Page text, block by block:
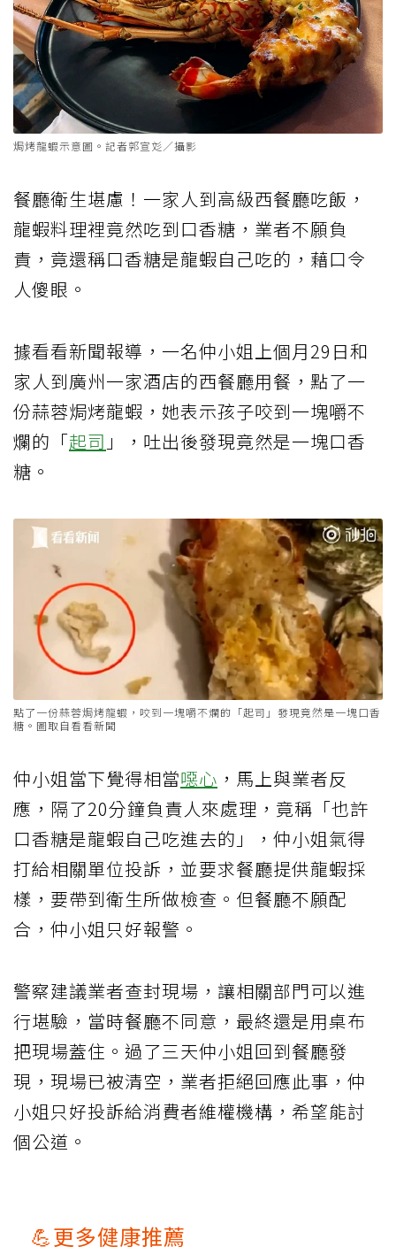
焗烤龍蝦示意圖。記者郭宣彣／攝影
餐廳衛生堪慮！一家人到高級西餐廳吃飯，
龍蝦料理裡竟然吃到口香糖，業者不願負
責，竟還稱口香糖是龍蝦自己吃的，藉口令
人傻眼。
據看看新聞報導，一名仲小姐上個月29日和
家人到廣州一家酒店的西餐廳用餐，點了一
份蒜蓉焗烤龍蝦，她表示孩子咬到一塊嚼不
爛的「起司 」，吐出後發現竟然是一塊口香
糖。
點了一份蒜蓉焗烤龍蝦，咬到一塊嚼不爛的「起司」發現竟然是一塊口香
糖。圖取自看看新聞
仲小姐當下覺得相當噁心 ，馬上與業者反
應，隔了20分鐘負責人來處理，竟稱「也許
口香糖是龍蝦自己吃進去的」，仲小姐氣得
打給相關單位投訴，並要求餐廳提供龍蝦採
樣，要帶到衛生所做檢查。但餐廳不願配
合，仲小姐只好報警。
警察建議業者查封現場，讓相關部門可以進
行堪驗，當時餐廳不同意，最終還是用桌布
把現場蓋住。過了三天仲小姐回到餐廳發
現，現場已被清空，業者拒絕回應此事，仲
小姐只好投訴給消費者維權機構，希望能討
個公道。
💪更多健康推薦